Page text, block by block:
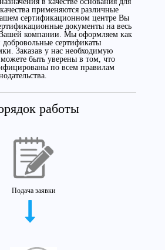
применяются различные
сертификационном центре Вы
документы на весь
компании. Мы оформляем как
добровольные сертификаты
Заказав у нас необходимую
быть уверены в том, что
по всем правилам
работы
Подача заявки